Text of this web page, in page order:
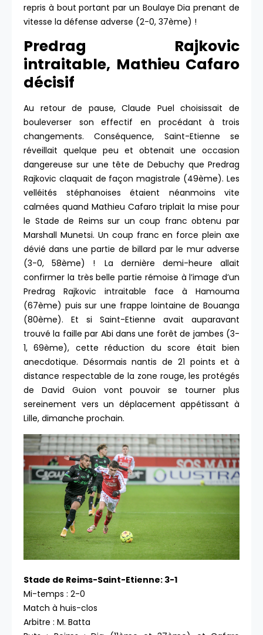
repris à bout portant par un Boulaye Dia prenant de
vitesse la défense adverse (2-0, 37ème) !
Predrag Rajkovic
intraitable, Mathieu Cafaro
décisif
Au retour de pause, Claude Puel choisissait de
bouleverser son effectif en procédant à trois
changements. Conséquence, Saint-Etienne se
réveillait quelque peu et obtenait une occasion
dangereuse sur une tête de Debuchy que Predrag
Rajkovic claquait de façon magistrale (49ème). Les
velléités stéphanoises étaient néanmoins vite
calmées quand Mathieu Cafaro triplait la mise pour
le Stade de Reims sur un coup franc obtenu par
Marshall Munetsi. Un coup franc en force plein axe
dévié dans une partie de billard par le mur adverse
(3-0, 58ème) ! La dernière demi-heure allait
confirmer la très belle partie rémoise à l’image d’un
Predrag Rajkovic intraitable face à Hamouma
(67ème) puis sur une frappe lointaine de Bouanga
(80ème). Et si Saint-Etienne avait auparavant
trouvé la faille par Abi dans une forêt de jambes (3-
1, 69ème), cette réduction du score était bien
anecdotique. Désormais nantis de 21 points et à
distance respectable de la zone rouge, les protégés
de David Guion vont pouvoir se tourner plus
sereinement vers un déplacement appétissant à
Lille, dimanche prochain.
Stade de Reims-Saint-Etienne: 3-1
Mi-temps : 2-0
Match à huis-clos
Arbitre : M. Batta